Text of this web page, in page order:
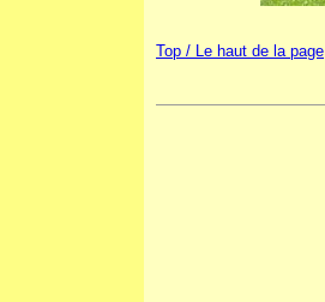
Top / Le haut de la page